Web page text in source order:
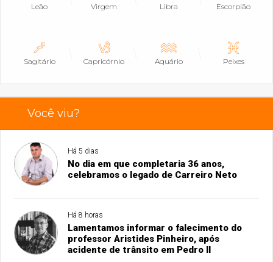
Leão Virgem Libra Escorpião
Sagitário Capricórnio Aquário Peixes
Você viu?
Há 5 dias
No dia em que completaria 36 anos,
celebramos o legado de Carreiro Neto
Há 8 horas
Lamentamos informar o falecimento do
professor Aristides Pinheiro, após
acidente de trânsito em Pedro II